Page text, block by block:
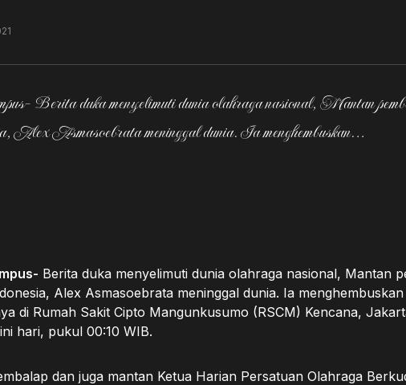
Berita duka menyelimuti dunia olahraga nasional, Mantan
Alex Asmasoebrata meninggal dunia. Ia menghembuskan…
Berita duka menyelimuti dunia olahraga nasional, Mantan
Alex Asmasoebrata meninggal dunia. Ia
di Rumah Sakit Cipto Mangunkusumo (RSCM) Kencana,
hari, pukul 00:10 WIB.
dan juga mantan Ketua Harian Persatuan Olahraga